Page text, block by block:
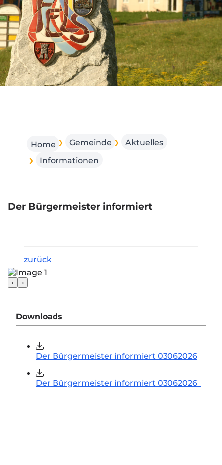
Home Gemeinde
Aktuelles
Informationen
Der Bürgermeister informiert
zurück
‹ ›
Downloads
Der Bürgermeister informiert 03062026
Der Bürgermeister informiert 03062026_